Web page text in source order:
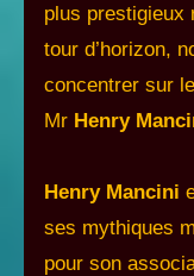
plus prestigieux
tour d’horizon,
concentrer sur
Mr Henry
Henry Mancini
ses mythiques
pour son